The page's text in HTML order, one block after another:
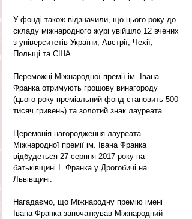
У фонді також відзначили, що цього року до
складу міжнародного журі увійшло 12 вчених
з університетів України, Австрії, Чехії,
Польщі та США.
Переможці Міжнародної премії ім. Івана
Франка отримують грошову винагороду
(цього року преміальний фонд становить 500
тисяч гривень) та золотий знак лауреата.
Церемонія нагородження лауреата
Міжнародної премії ім. Івана Франка
відбудеться 27 серпня 2017 року на
батьківщині І. Франка у Дрогобичі на
Львівщині.
Нагадаємо, що Міжнародну премію імені
Івана Франка започаткував Міжнародний